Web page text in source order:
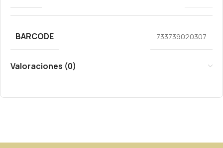
BARCODE 733739020307
Valoraciones (0)